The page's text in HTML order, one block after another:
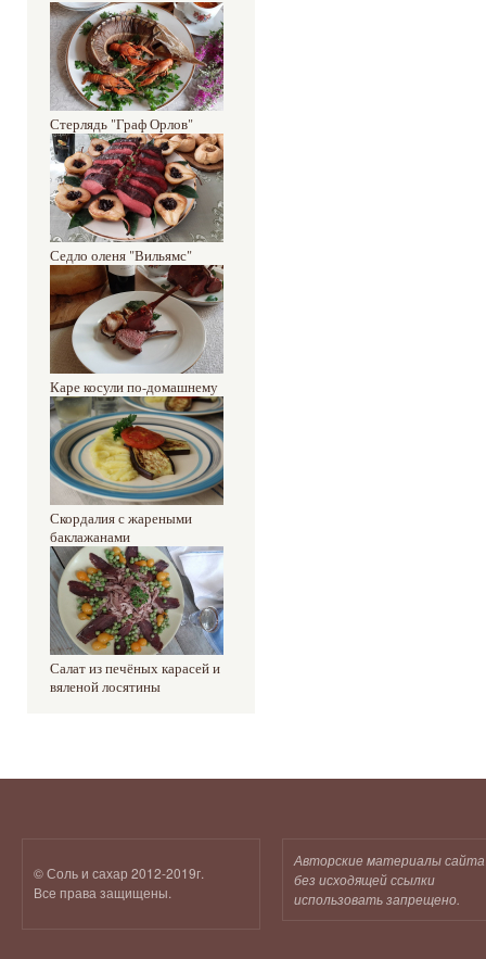
Стерлядь "Граф Орлов"
Седло оленя "Вильямс"
Каре косули по-домашнему
Скордалия с жареными
баклажанами
Салат из печёных карасей и
вяленой лосятины
© Соль и сахар 2012-2019г.
Все права защищены.
Авторские материалы сайта
без исходящей ссылки
использовать запрещено.